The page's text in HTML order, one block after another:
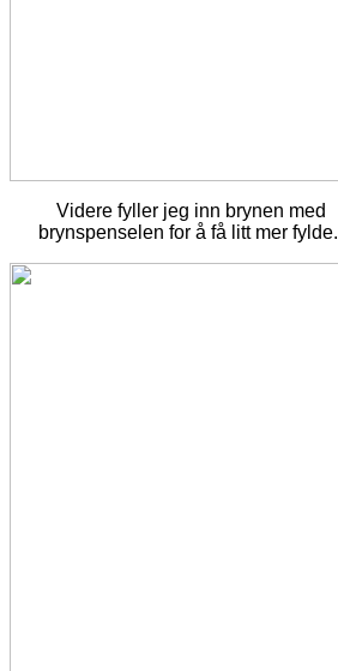
Videre fyller jeg inn brynen med
brynspenselen for å få litt mer fylde.